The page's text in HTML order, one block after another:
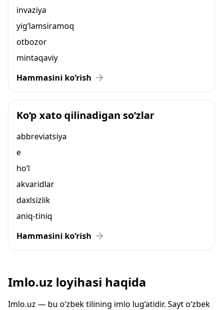
invaziya
yig‘lamsiramoq
otbozor
mintaqaviy
Hammasini ko‘rish
Ko‘p xato qilinadigan so‘zlar
abbreviatsiya
e
ho‘l
akvaridlar
daxlsizlik
aniq-tiniq
Hammasini ko‘rish
Imlo.uz loyihasi haqida
Imlo.uz — bu o‘zbek tilining imlo lug‘atidir. Sayt o‘zbek